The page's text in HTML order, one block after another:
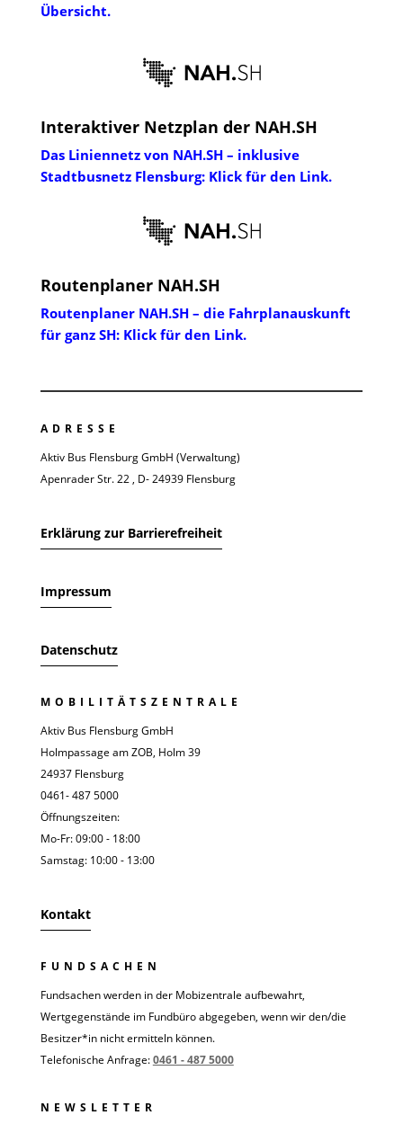
Übersicht.
Interaktiver Netzplan der NAH.SH
Das Liniennetz von NAH.SH – inklusive
Stadtbusnetz Flensburg: Klick für den Link.
Routenplaner NAH.SH
Routenplaner NAH.SH – die Fahrplanauskunft
für ganz SH: Klick für den Link.
ADRESSE
Aktiv Bus Flensburg GmbH (Verwaltung)
Apenrader Str. 22 , D- 24939 Flensburg
Erklärung zur Barrierefreiheit
Impressum
Datenschutz
MOBILITÄTSZENTRALE
Aktiv Bus Flensburg GmbH
Holmpassage am ZOB, Holm 39
24937 Flensburg
0461- 487 5000
Öffnungszeiten:
Mo-Fr: 09:00 - 18:00
Samstag: 10:00 - 13:00
Kontakt
FUNDSACHEN
Fundsachen werden in der Mobizentrale aufbewahrt,
Wertgegenstände im Fundbüro abgegeben, wenn wir den/die
Besitzer*in nicht ermitteln können.
Telefonische Anfrage:0461 - 487 5000
NEWSLETTER